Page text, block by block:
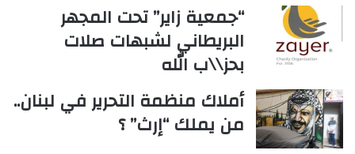
“جمعية زاير” تحت المجهر
البريطاني لشبهات صلات
بحز\\ب الله
أملاك منظمة التحرير في لبنان..
من يملك “إرث” ؟